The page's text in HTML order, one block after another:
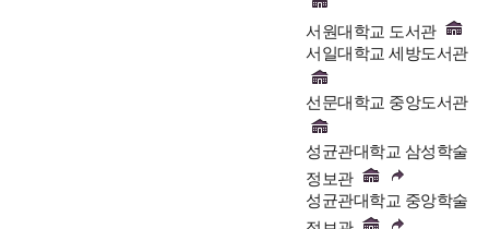
서원대학교 도서관
서일대학교 세방도서관
선문대학교 중앙도서관
성균관대학교 삼성학술
정보관
성균관대학교 중앙학술